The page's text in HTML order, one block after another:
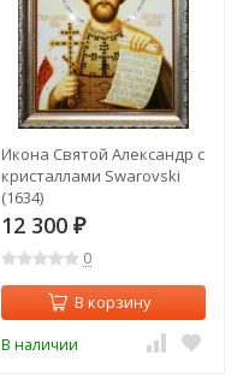
Икона Святой Александр с
кристаллами Swarovski
(1634)
12 300 ₽
0
В корзину
В наличии